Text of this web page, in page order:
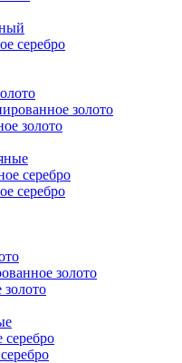
серебро
золото
золото
серебро
серебро
золото
серебро